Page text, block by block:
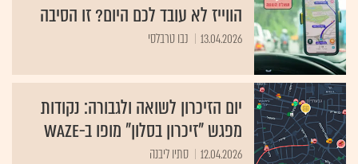
הווייז לא עובד לכם היום? זו הסיבה
13.04.2026 נבו טרבלסי
יום הזיכרון לשואה ולגבורה: נקודות
מפגש "זיכרון בסלון" מופו ב-WAZE
12.04.2026 סתיו ליבנה